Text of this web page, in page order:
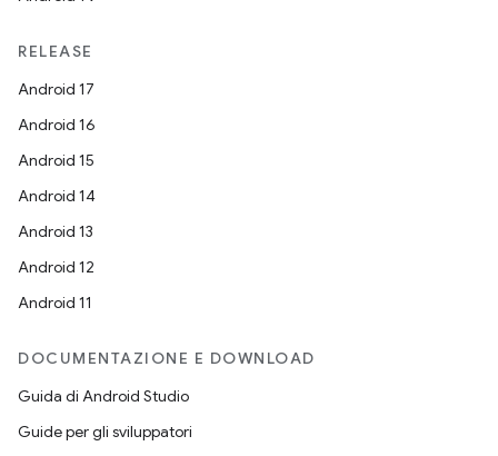
RELEASE
Android 17
Android 16
Android 15
Android 14
Android 13
Android 12
Android 11
DOCUMENTAZIONE E DOWNLOAD
Guida di Android Studio
Guide per gli sviluppatori